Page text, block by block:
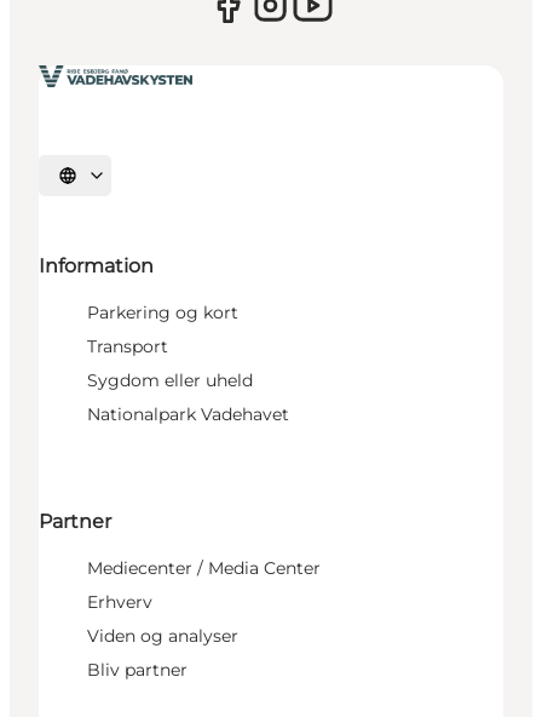
Vælg sprog
Information
Parkering og kort
Transport
Sygdom eller uheld
Nationalpark Vadehavet
Partner
Mediecenter / Media Center
Erhverv
Viden og analyser
Bliv partner